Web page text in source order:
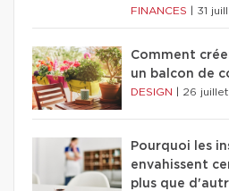
FINANCES 31
Comment
un balcon de
DESIGN 26
Pourquoi les
envahissent
plus que